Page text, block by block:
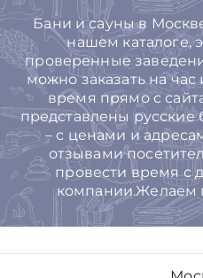
Бани и сауны в
нашем каталоге,
проверенные
можно заказать на
время прямо с
представлены русские
– с ценами и
отзывами
провести время с
компании.Желаем